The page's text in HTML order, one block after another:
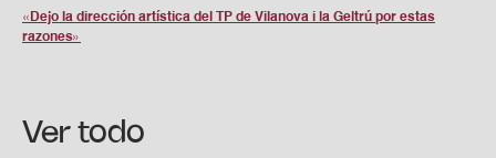
Ver todo
«Dejo la dirección artística del TP de Vilanova i la Geltrú por estas
razones»